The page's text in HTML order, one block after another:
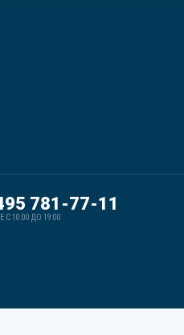
781-77-11
С 10:00 ДО 19:00